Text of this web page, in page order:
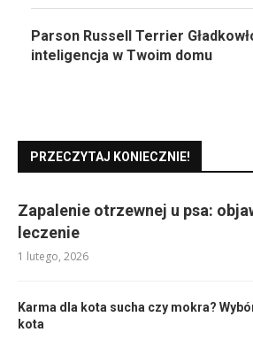
Parson Russell Terrier
inteligencja w Twoim domu
PRZECZYTAJ KONIECZNIE!
Zapalenie otrzewnej u psa:
leczenie
1 lutego, 2026
Karma dla kota sucha czy mokra?
kota